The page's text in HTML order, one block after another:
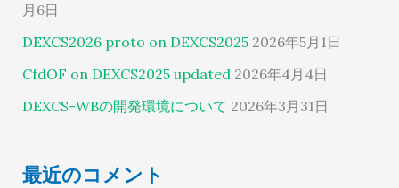
月6日
DEXCS2026 proto on DEXCS2025 2026年5月1日
CfdOF on DEXCS2025 updated 2026年4月4日
DEXCS-WBの開発環境について 2026年3月31日
最近のコメント